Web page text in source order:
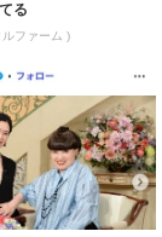
る
ルファーム )